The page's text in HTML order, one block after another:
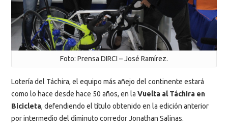
Foto: Prensa DIRCI – José Ramírez.
Lotería del Táchira, el equipo más añejo del continente estará
como lo hace desde hace 50 años, en la Vuelta al Táchira en
Bicicleta, defendiendo el título obtenido en la edición anterior
por intermedio del diminuto corredor Jonathan Salinas.